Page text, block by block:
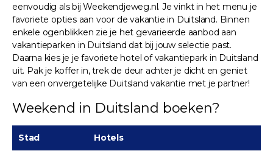
eenvoudig als bij Weekendjeweg.nl. Je vinkt in het menu je
favoriete opties aan voor de vakantie in Duitsland. Binnen
enkele ogenblikken zie je het gevarieerde aanbod aan
vakantieparken in Duitsland dat bij jouw selectie past.
Daarna kies je je favoriete hotel of vakantiepark in Duitsland
uit. Pak je koffer in, trek de deur achter je dicht en geniet
van een onvergetelijke Duitsland vakantie met je partner!
Weekend in Duitsland boeken?
Stad
Hotels